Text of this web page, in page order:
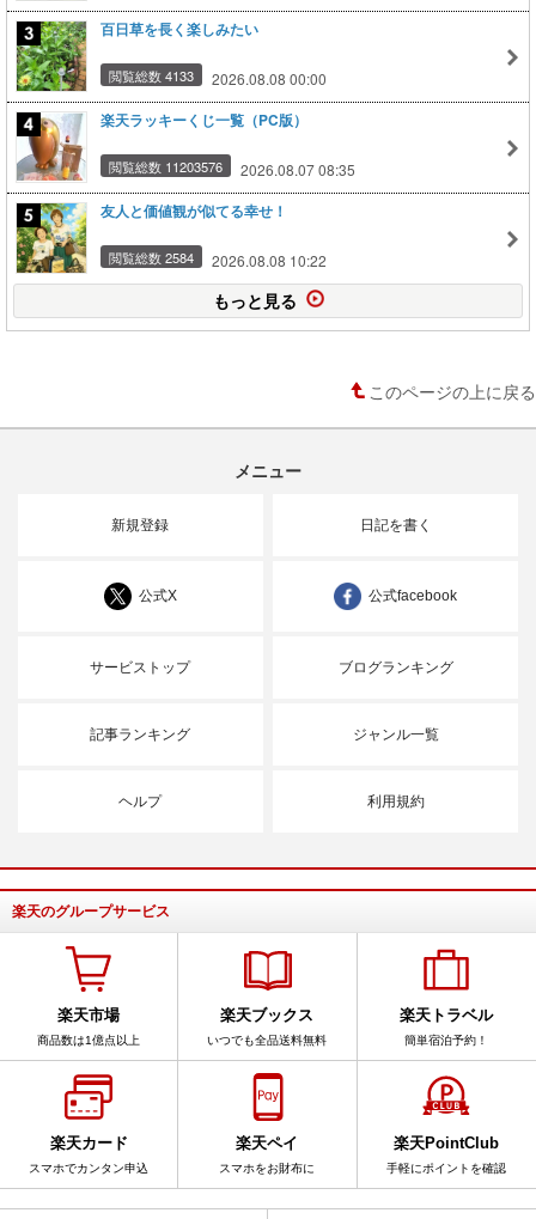
百日草を長く楽しみたい
閲覧総数 4133 2026.08.08 00:00
楽天ラッキーくじ一覧（PC版）
閲覧総数 11203576 2026.08.07 08:35
友人と価値観が似てる幸せ！
閲覧総数 2584 2026.08.08 10:22
もっと見る
このページの上に戻る
メニュー
新規登録 日記を書く
公式X 公式facebook
サービストップ ブログランキング
記事ランキング ジャンル一覧
ヘルプ 利用規約
楽天のグループサービス
楽天市場
商品数は1億点以上
楽天ブックス
いつでも全品送料無料
楽天トラベル
簡単宿泊予約！
楽天カード
スマホでカンタン申込
楽天ペイ
スマホをお財布に
楽天PointClub
手軽にポイントを確認